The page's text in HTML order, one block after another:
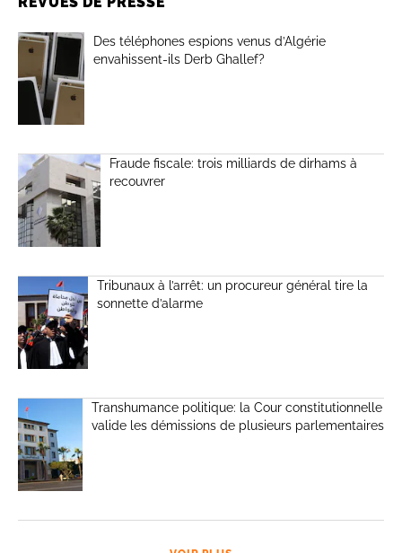
Des téléphones espions venus d’Algérie
envahissent-ils Derb Ghallef?
Fraude fiscale: trois milliards de dirhams à
recouvrer
Tribunaux à l’arrêt: un procureur général tire la
sonnette d’alarme
Transhumance politique: la Cour constitutionnelle
valide les démissions de plusieurs parlementaires